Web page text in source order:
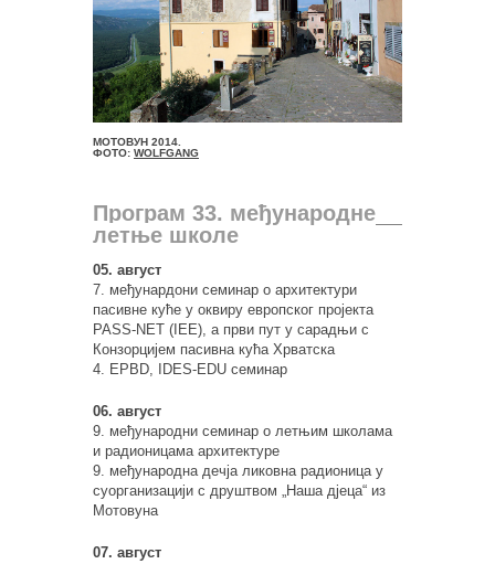
МОТОВУН 2014.
ФОТО: WOLFGANG
Програм 33. међународне
летње школе
05. август
7. међунардони семинар о архитектури
пасивне куће у оквиру европског пројекта
PASS-NET (IEE), а први пут у сарадњи с
Конзорцијем пасивна кућа Хрватска
4. EPBD, IDES-EDU семинар
06. август
9. међународни семинар о летњим школама
и радионицама архитектуре
9. међународна дечја ликовна радионица у
суорганизацији с друштвом „Наша дјеца“ из
Мотовуна
07. август